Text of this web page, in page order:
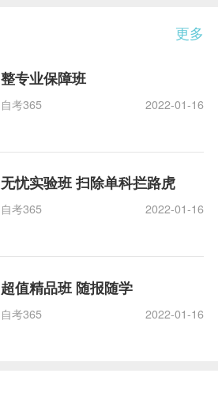
更多
整专业保障班
自考365 2022-01-16
无忧实验班 扫除单科拦路虎
自考365 2022-01-16
超值精品班 随报随学
自考365 2022-01-16